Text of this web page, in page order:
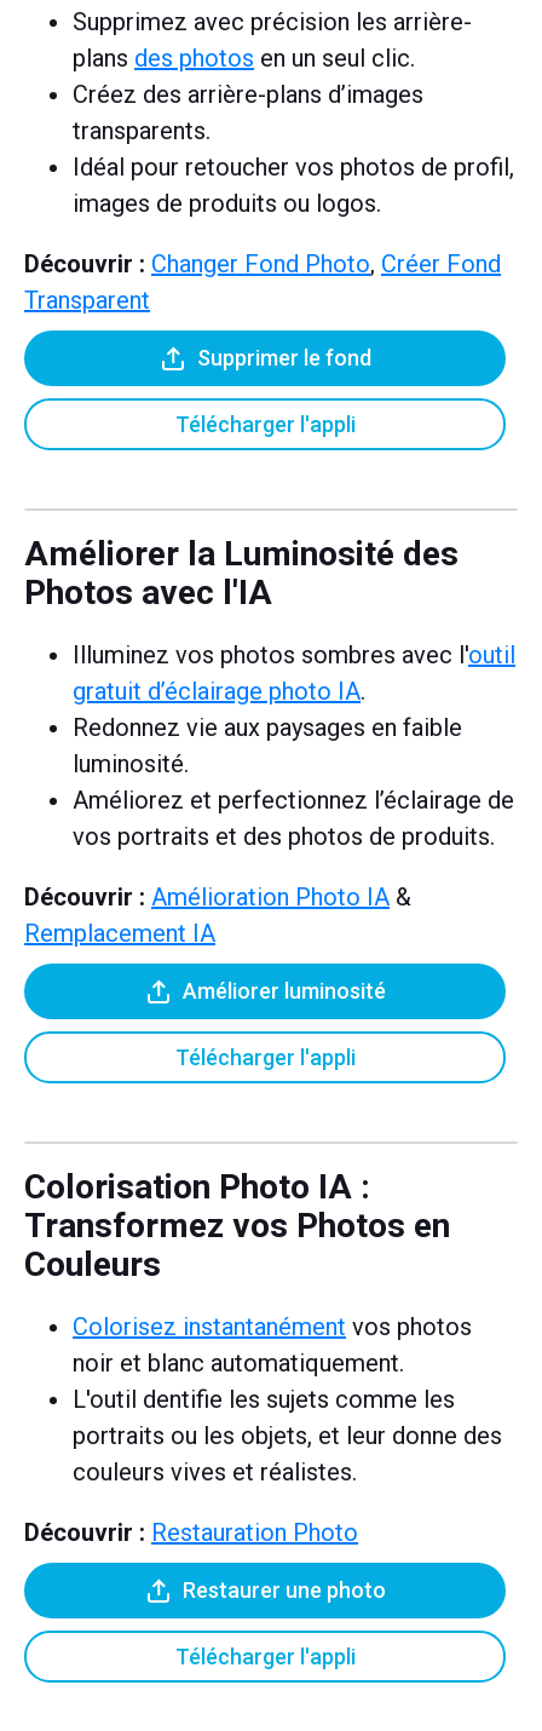
Supprimez avec précision les arrière-
plans des photos en un seul clic.
Créez des arrière-plans d’images
transparents.
Idéal pour retoucher vos photos de profil,
images de produits ou logos.
Découvrir : Changer Fond Photo, Créer Fond
Transparent
Supprimer le fond
Télécharger l'appli
Améliorer la Luminosité des
Photos avec l'IA
Illuminez vos photos sombres avec l'outil
gratuit d’éclairage photo IA.
Redonnez vie aux paysages en faible
luminosité.
Améliorez et perfectionnez l’éclairage de
vos portraits et des photos de produits.
Découvrir : Amélioration Photo IA &
Remplacement IA
Améliorer luminosité
Télécharger l'appli
Colorisation Photo IA :
Transformez vos Photos en
Couleurs
Colorisez instantanément vos photos
noir et blanc automatiquement.
L'outil dentifie les sujets comme les
portraits ou les objets, et leur donne des
couleurs vives et réalistes.
Découvrir : Restauration Photo
Restaurer une photo
Télécharger l'appli